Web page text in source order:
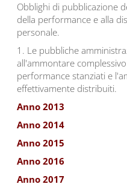
Obblighi di pubblicazione
della performance e alla
personale.
1. Le pubbliche
all'ammontare
performance stanziati e
effettivamente distribuiti.
Anno 2013
Anno 2014
Anno 2015
Anno 2016
Anno 2017